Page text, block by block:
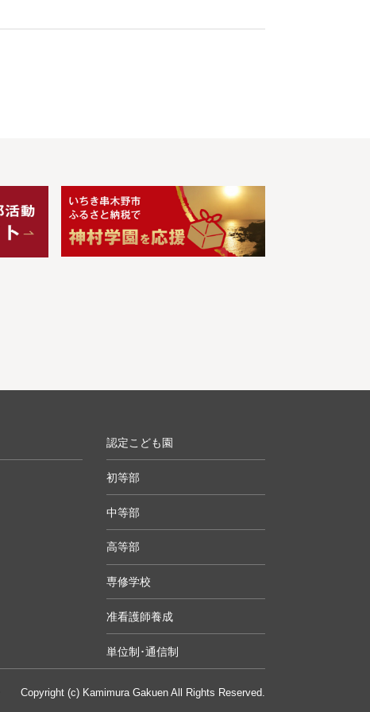
認定こども園
初等部
中等部
高等部
専修学校
准看護師養成
単位制･通信制
Copyright (c) Kamimura Gakuen All Rights Reserved.